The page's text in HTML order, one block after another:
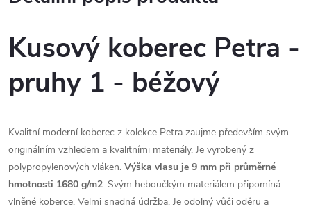
Kusový koberec Petra -
pruhy 1 - béžový
Kvalitní moderní koberec z kolekce Petra zaujme především svým
originálním vzhledem a kvalitními materiály. Je vyrobený z
polypropylenových vláken. Výška vlasu je 9 mm při průměrné
hmotnosti 1680 g/m2. Svým heboučkým materiálem připomíná
vlněné koberce. Velmi snadná údržba. Je odolný vůči oděru a